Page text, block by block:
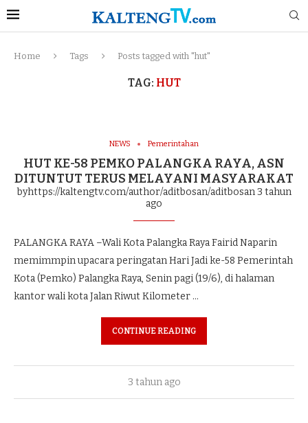
Home Tags Posts tagged with "hut"
TAG: HUT
NEWS Pemerintahan
HUT KE-58 PEMKO PALANGKA RAYA, ASN
DITUNTUT TERUS MELAYANI MASYARAKAT
byhttps://kaltengtv.com/author/aditbosan/aditbosan3 tahun
ago
PALANGKA RAYA –Wali Kota Palangka Raya Fairid Naparin
memimmpin upacara peringatan Hari Jadi ke-58 Pemerintah
Kota (Pemko) Palangka Raya, Senin pagi (19/6), di halaman
kantor wali kota Jalan Riwut Kilometer …
CONTINUE READING
3 tahun ago